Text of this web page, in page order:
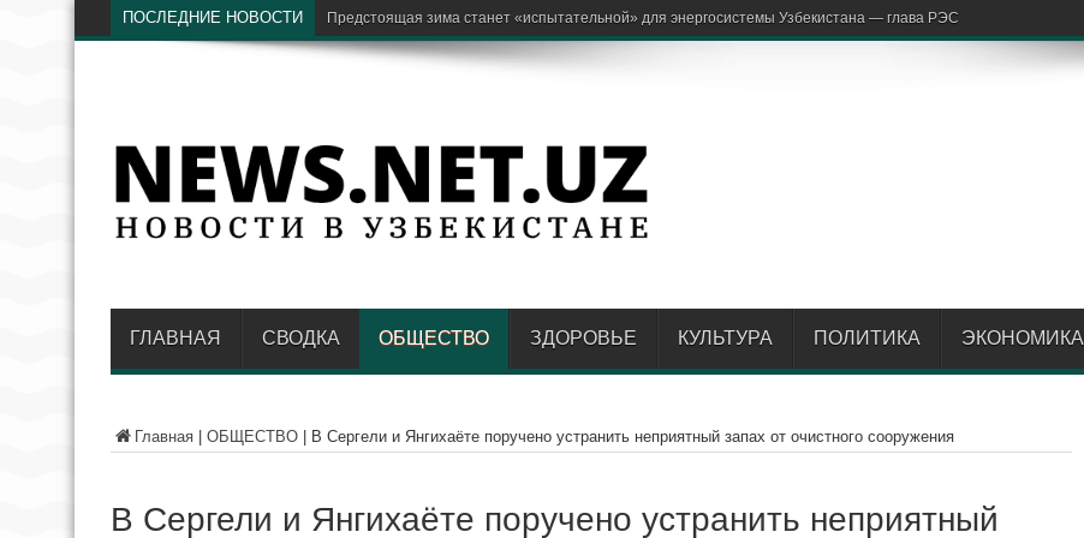
ПОСЛЕДНИЕ НОВОСТИ Бывший хоким Н
ГЛАВНАЯ СВОДКА ОБЩЕСТВО ЗДОРОВЬЕ КУЛЬТУРА ПОЛИТИКА ЭКОНОМИКА
Главная ОБЩЕСТВО В Сергели и Янгихаёте поручено устранить неприятный запах от очистного сооружения
В Сергели и Янгихаёте поручено устранить неприятный